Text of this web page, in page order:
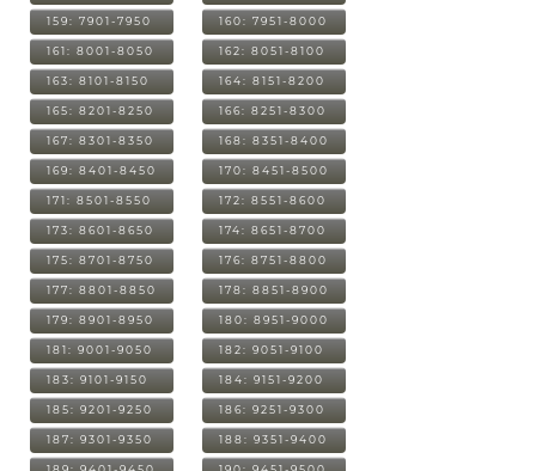
159: 7901-7950 160: 7951-8000
161: 8001-8050 162: 8051-8100
163: 8101-8150 164: 8151-8200
165: 8201-8250 166: 8251-8300
167: 8301-8350 168: 8351-8400
169: 8401-8450 170: 8451-8500
171: 8501-8550 172: 8551-8600
173: 8601-8650 174: 8651-8700
175: 8701-8750 176: 8751-8800
177: 8801-8850 178: 8851-8900
179: 8901-8950 180: 8951-9000
181: 9001-9050 182: 9051-9100
183: 9101-9150 184: 9151-9200
185: 9201-9250 186: 9251-9300
187: 9301-9350 188: 9351-9400